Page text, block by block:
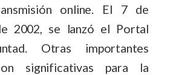
online. El 7 de
2002, se lanzó el Portal
Otras importantes
significativas para la